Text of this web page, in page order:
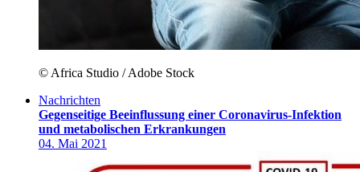
© Africa Studio / Adobe Stock
Nachrichten
Gegenseitige Beeinflussung einer Coronavirus-Infektion
und metabolischen Erkrankungen
04. Mai 2021